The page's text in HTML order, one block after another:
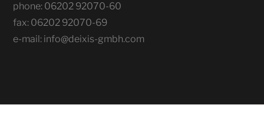
phone: 06202 92070-60
fax: 06202 92070-69
e-mail: info@deixis-gmbh.com